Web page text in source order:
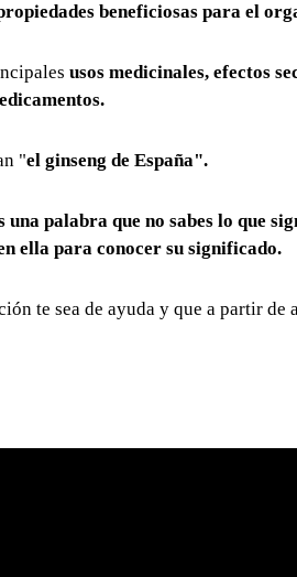
beneficiosas para el
usos medicinales, efectos
"el ginseng de España".
una palabra que no sabes lo que
ella para conocer su significado.
te sea de ayuda y que a partir